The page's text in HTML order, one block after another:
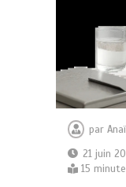
par
21 juin
15